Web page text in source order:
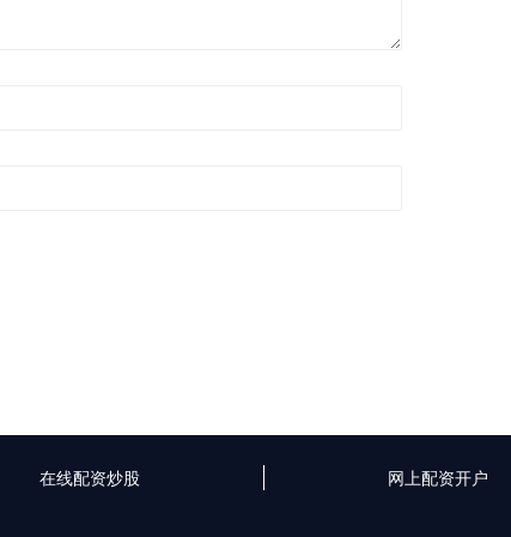
在线配资炒股 网上配资开户